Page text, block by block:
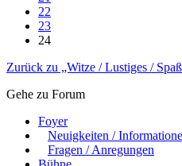
22
23
24
Zurück zu „Witze / Lustiges /
Gehe zu Forum
Foyer
Neuigkeiten /
Fragen / Anregungen